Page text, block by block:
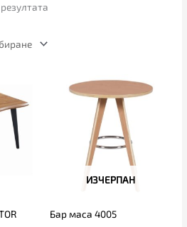
ИЗЧЕРПАН
Бар маса 4005